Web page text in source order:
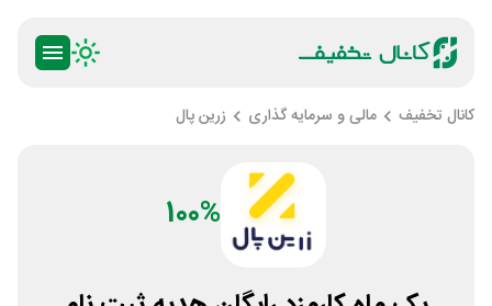
کانال تخفیف مالی و سرمایه گذاری زرین پال
100%